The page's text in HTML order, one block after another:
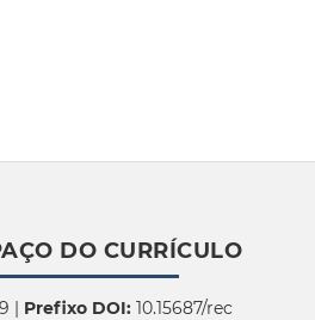
DO CURRÍCULO
| Prefixo DOI:10.15687/rec